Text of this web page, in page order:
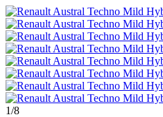
1/8